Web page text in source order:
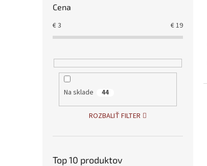
Cena
€3 €19
Na sklade 44
ROZBALIŤ FILTER
Top 10 produktov